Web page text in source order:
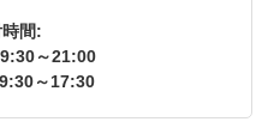
間:
9:30～21:00
9:30～17:30